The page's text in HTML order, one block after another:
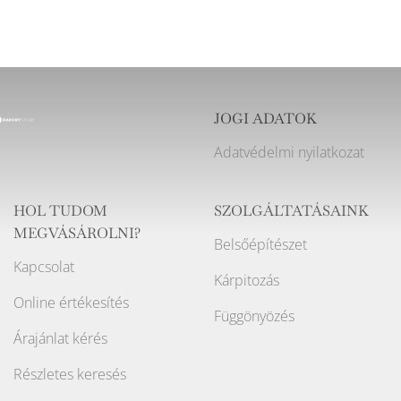
JOGI ADATOK
Adatvédelmi nyilatkozat
HOL TUDOM
MEGVÁSÁROLNI?
Kapcsolat
Online értékesítés
Árajánlat kérés
Részletes keresés
SZOLGÁLTATÁSAINK
Belsőépítészet
Kárpitozás
Függönyözés